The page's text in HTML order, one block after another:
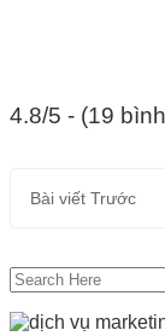
4.8/5 - (19
Bài viết Trước